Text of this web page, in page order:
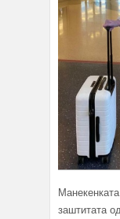
заштитата